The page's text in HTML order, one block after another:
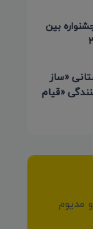
بین
«ساز
«قیام
مدیوم